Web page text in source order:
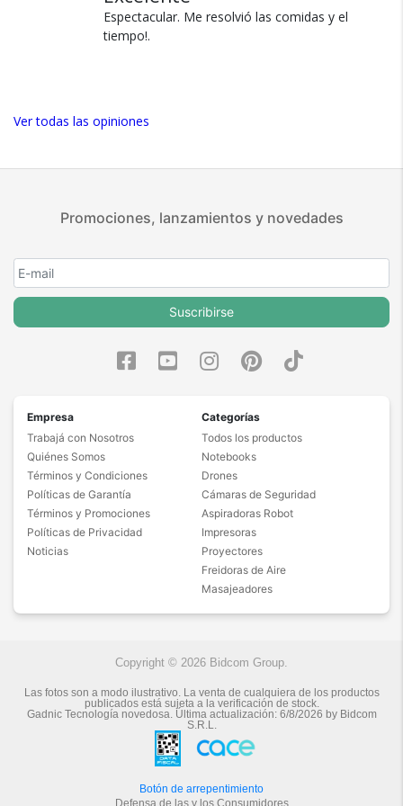
Espectacular. Me resolvió las comidas y el
tiempo!.
Ver todas las opiniones
Promociones, lanzamientos y novedades
Suscribirse
Empresa
Trabajá con Nosotros
Quiénes Somos
Términos y Condiciones
Políticas de Garantía
Términos y Promociones
Políticas de Privacidad
Noticias
Categorías
Todos los productos
Notebooks
Drones
Cámaras de Seguridad
Aspiradoras Robot
Impresoras
Proyectores
Freidoras de Aire
Masajeadores
Copyright © 2026 Bidcom Group.
Las fotos son a modo ilustrativo. La venta de cualquiera de los productos
publicados está sujeta a la verificación de stock.
Gadnic Tecnología novedosa. Última actualización: 6/8/2026 by Bidcom
S.R.L.
Botón de arrepentimiento
Defensa de las y los Consumidores